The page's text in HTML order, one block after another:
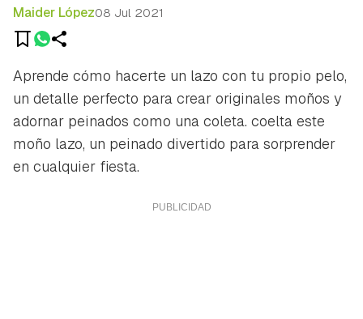
Maider López08 Jul 2021
Aprende cómo hacerte un lazo con tu propio pelo,
un detalle perfecto para crear originales moños y
adornar peinados como una coleta. coelta este
moño lazo, un peinado divertido para sorprender
en cualquier fiesta.